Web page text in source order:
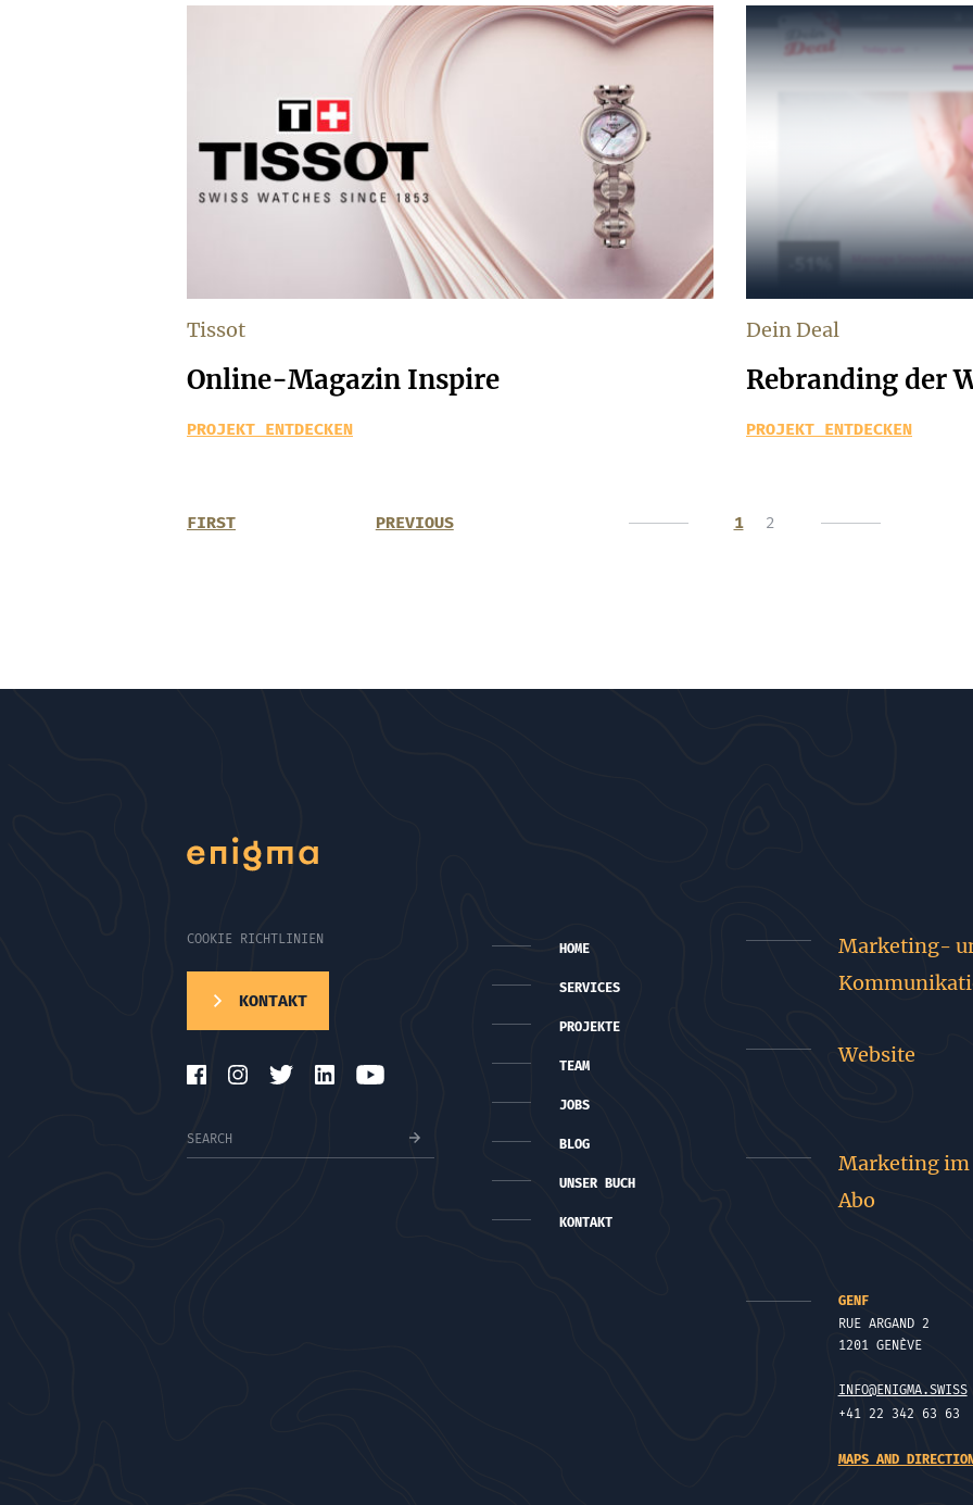
Tissot
Online-Magazin Inspire
PROJEKT ENTDECKEN
Dein Deal
Rebranding der
PROJEKT ENTDECKEN
FIRST PREVIOUS 1 2
COOKIE RICHTLINIEN
KONTAKT
HOME
SERVICES
PROJEKTE
TEAM
JOBS
BLOG
UNSER BUCH
KONTAKT
Marketing-
Website
Marketing im
Abo
GENF
RUE ARGAND 2
1201 GENÈVE
INFO@ENIGMA.SWISS
+41 22 342 63 63
MAPS AND